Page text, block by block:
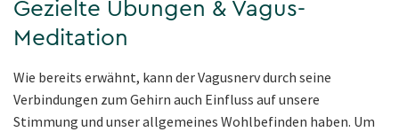
Gezielte Übungen & Vagus-
Meditation
Wie bereits erwähnt, kann der Vagusnerv durch seine
Verbindungen zum Gehirn auch Einfluss auf unsere
Stimmung und unser allgemeines Wohlbefinden haben. Um